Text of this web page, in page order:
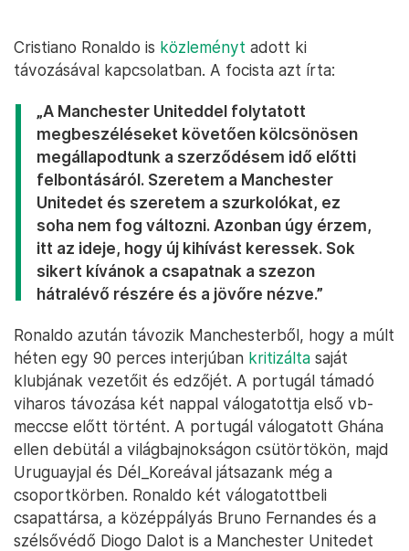
Cristiano Ronaldo is közleményt adott ki
távozásával kapcsolatban. A focista azt írta:
„A Manchester Uniteddel folytatott
megbeszéléseket követően kölcsönösen
megállapodtunk a szerződésem idő előtti
felbontásáról. Szeretem a Manchester
Unitedet és szeretem a szurkolókat, ez
soha nem fog változni. Azonban úgy érzem,
itt az ideje, hogy új kihívást keressek. Sok
sikert kívánok a csapatnak a szezon
hátralévő részére és a jövőre nézve.”
Ronaldo azután távozik Manchesterből, hogy a múlt
héten egy 90 perces interjúban kritizálta saját
klubjának vezetőit és edzőjét. A portugál támadó
viharos távozása két nappal válogatottja első vb-
meccse előtt történt. A portugál válogatott Ghána
ellen debütál a világbajnokságon csütörtökön, majd
Uruguayjal és Dél_Koreával játsazank még a
csoportkörben. Ronaldo két válogatottbeli
csapattársa, a középpályás Bruno Fernandes és a
szélsővédő Diogo Dalot is a Manchester Unitedet